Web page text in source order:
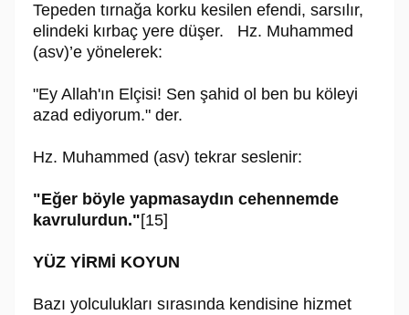
Tepeden tırnağa korku kesilen efendi, sarsılır,
elindeki kırbaç yere düşer. Hz. Muhammed
(asv)’e yönelerek:
"Ey Allah'ın Elçisi! Sen şahid ol ben bu köleyi
azad ediyorum." der.
Hz. Muhammed (asv) tekrar seslenir:
"Eğer böyle yapmasaydın cehennemde
kavrulurdun."[15]
YÜZ YİRMİ KOYUN
Bazı yolculukları sırasında kendisine hizmet